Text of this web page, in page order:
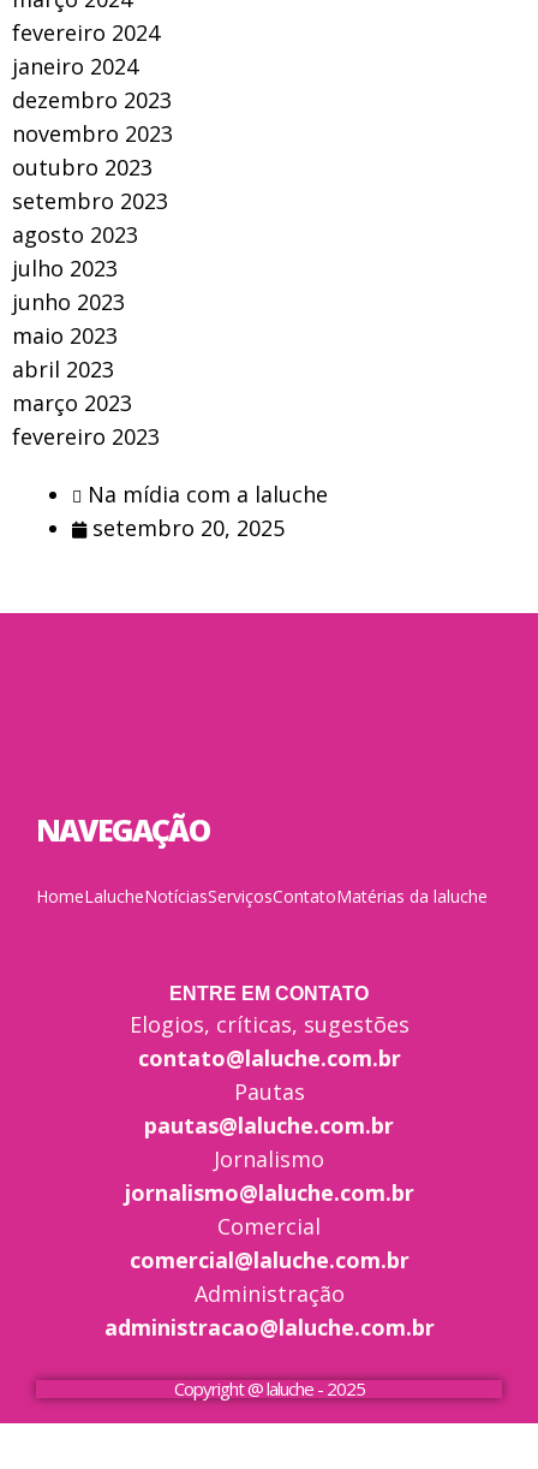
fevereiro 2024
janeiro 2024
dezembro 2023
novembro 2023
outubro 2023
setembro 2023
agosto 2023
julho 2023
junho 2023
maio 2023
abril 2023
março 2023
fevereiro 2023
Na mídia com a laluche
setembro 20, 2025
NAVEGAÇÃO
HomeLalucheNotíciasServiçosContatoMatérias da laluche
ENTRE EM CONTATO
Elogios, críticas, sugestões
contato@laluche.com.br
Pautas
pautas@laluche.com.br
Jornalismo
jornalismo@laluche.com.br
Comercial
comercial@laluche.com.br
Administração
administracao@laluche.com.br
Copyright @ laluche - 2025